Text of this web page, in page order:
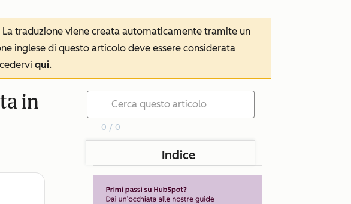
traduzione viene creata automaticamente tramite un
inglese di questo articolo deve essere considerata
qui.
in
0 / 0
Indice